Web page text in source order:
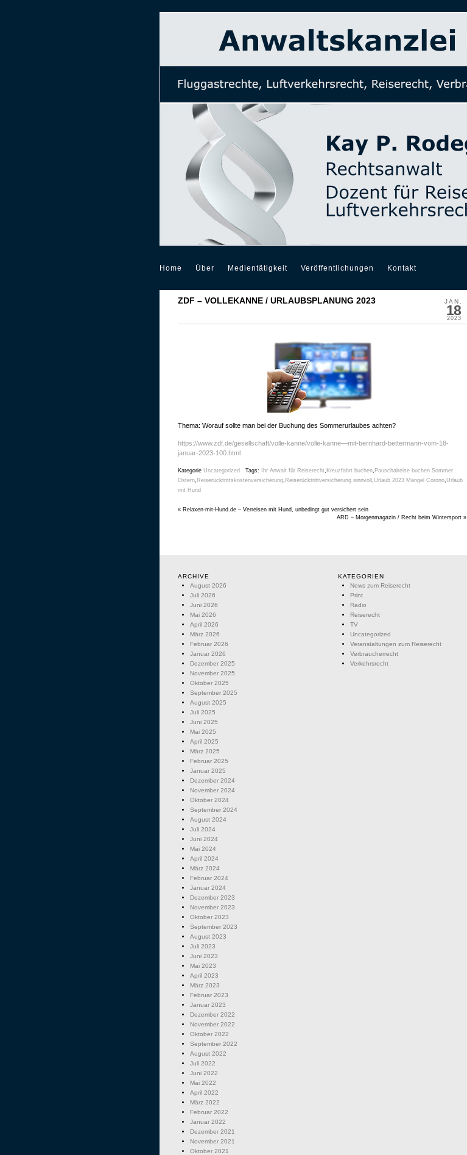
Home Über Medientätigkeit Veröffentlichungen Kontakt
JAN.
18
2023
ZDF – VOLLEKANNE / URLAUBSPLANUNG 2023
Thema: Worauf sollte man bei der Buchung des Sommerurlaubes achten?
https://www.zdf.de/gesellschaft/volle-kanne/volle-kanne—mit-bernhard-bettermann-vom-18-
januar-2023-100.html
Kategorie Uncategorized Tags: Ihr Anwalt für Reiserecht, Kreuzfahrt buchen, Pauschalreise buchen Sommer
Ostern, Reiserücktrittskostenversicherung, Reiserücktrittversicherung sinnvoll ,Urlaub 2023 Mängel Corono,Urlaub
mit Hund
« Relaxen-mit-Hund.de – Verreisen mit Hund, unbedingt gut versichert sein
ARD – Morgenmagazin / Recht beim Wintersport »
ARCHIVE
August 2026
Juli 2026
Juni 2026
Mai 2026
April 2026
März 2026
Februar 2026
Januar 2026
Dezember 2025
November 2025
Oktober 2025
September 2025
August 2025
Juli 2025
Juni 2025
Mai 2025
April 2025
März 2025
Februar 2025
Januar 2025
Dezember 2024
November 2024
Oktober 2024
September 2024
August 2024
Juli 2024
Juni 2024
Mai 2024
April 2024
März 2024
Februar 2024
Januar 2024
Dezember 2023
November 2023
Oktober 2023
September 2023
August 2023
Juli 2023
Juni 2023
Mai 2023
April 2023
März 2023
Februar 2023
Januar 2023
Dezember 2022
November 2022
Oktober 2022
September 2022
August 2022
Juli 2022
Juni 2022
Mai 2022
April 2022
März 2022
Februar 2022
Januar 2022
Dezember 2021
November 2021
Oktober 2021
KATEGORIEN
News zum Reiserecht
Print
Radio
Reiserecht
TV
Uncategorized
Veranstaltungen zum Reiserecht
Verbraucherrecht
Verkehrsrecht